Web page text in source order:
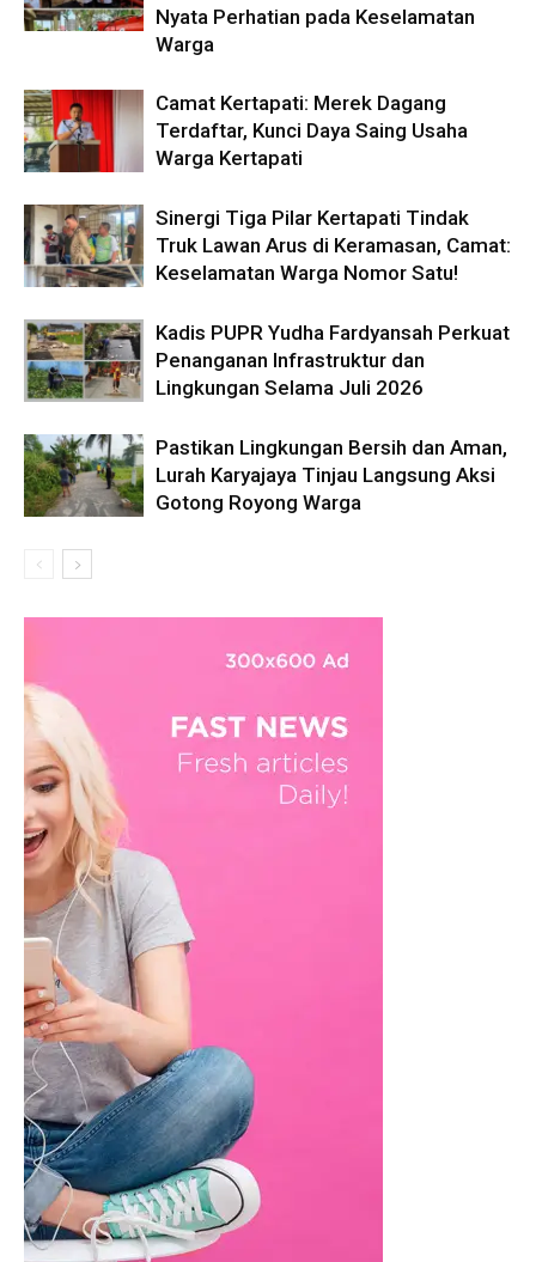
Nyata Perhatian pada Keselamatan
Warga
Camat Kertapati: Merek Dagang
Terdaftar, Kunci Daya Saing Usaha
Warga Kertapati
Sinergi Tiga Pilar Kertapati Tindak
Truk Lawan Arus di Keramasan, Camat:
Keselamatan Warga Nomor Satu!
Kadis PUPR Yudha Fardyansah Perkuat
Penanganan Infrastruktur dan
Lingkungan Selama Juli 2026
Pastikan Lingkungan Bersih dan Aman,
Lurah Karyajaya Tinjau Langsung Aksi
Gotong Royong Warga